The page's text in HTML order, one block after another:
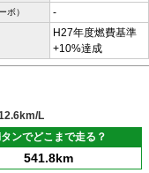
ボ） -
H27年度燃費基準
+10%達成
L
ンでどこまで走る？
541.8km